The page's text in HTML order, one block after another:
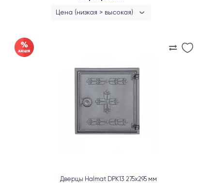
Цена (низкая > высокая)
Дверцы Halmat DPK13 275x295 мм